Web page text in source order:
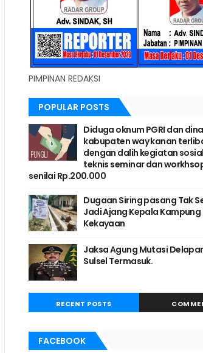
PIMPINAN REDAKSI
POPULAR POSTS
Diduga oknum PGRI dan
kabupaten way kanan
dengan dalih kegiatan
teknis seminar dan
senilai Rp.200.000
Dugaan Siring pasang Tak
Jadi Ajang Kepala Kampung
Kekayaan
Jaksa Agung Mutasi
Sulsel Termasuk.
RECENT POSTS
FACEBOOK